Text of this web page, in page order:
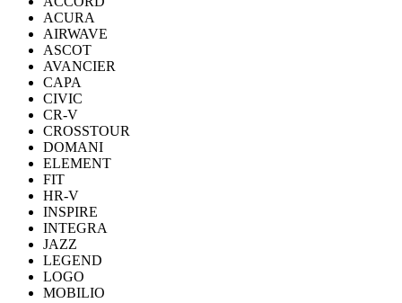
ACURA
AIRWAVE
ASCOT
AVANCIER
CAPA
CIVIC
CR-V
CROSSTOUR
DOMANI
ELEMENT
FIT
HR-V
INSPIRE
INTEGRA
JAZZ
LEGEND
LOGO
MOBILIO